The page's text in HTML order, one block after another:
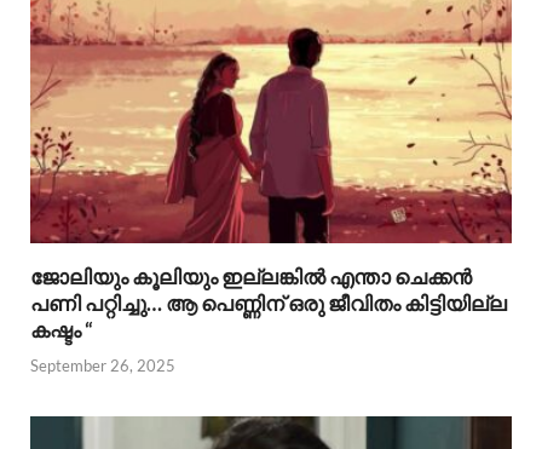
ജോലിയും കൂലിയും ഇല്ലങ്കിൽ എന്താ ചെക്കൻ
പണി പറ്റിച്ചു… ആ പെണ്ണിന് ഒരു ജീവിതം കിട്ടിയില്ല
കഷ്ടം “
September 26, 2025